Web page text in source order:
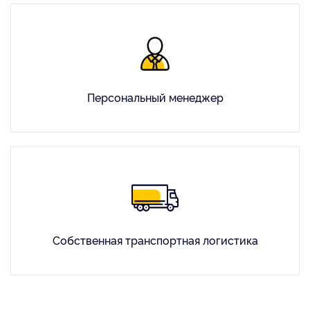
Персональный менеджер
Собственная транспортная логистика